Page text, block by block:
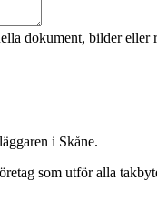
dokument, bilder eller
i Skåne.
som utför alla